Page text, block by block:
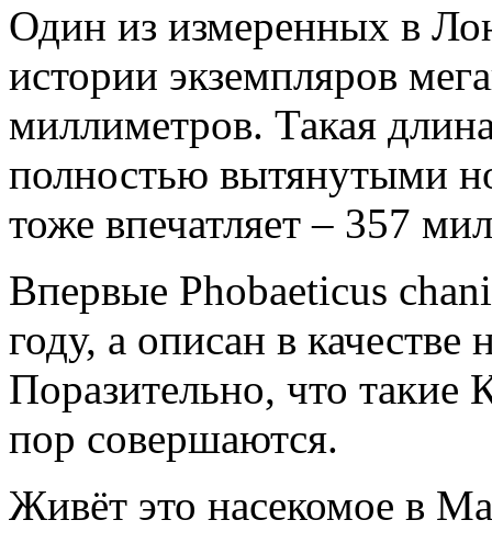
Один из измеренных в
истории экземпляров
миллиметров. Такая
полностью вытянутыми
тоже впечатляет – 357
Впервые Phobaeticus
году, а описан в
Поразительно, что
пор совершаются.
Живёт это насекомое в